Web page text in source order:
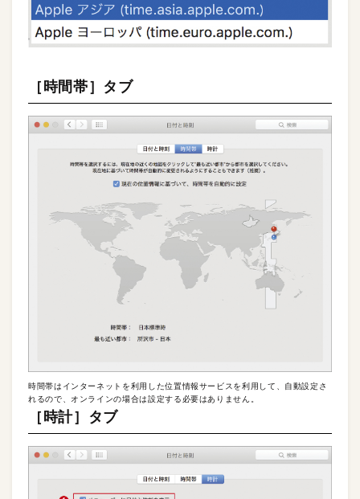
［時間帯］タブ
時間帯はインターネットを利用した位置情報サービスを利用して、自動設定さ
れるので、オンラインの場合は設定する必要はありません。
［時計］タブ